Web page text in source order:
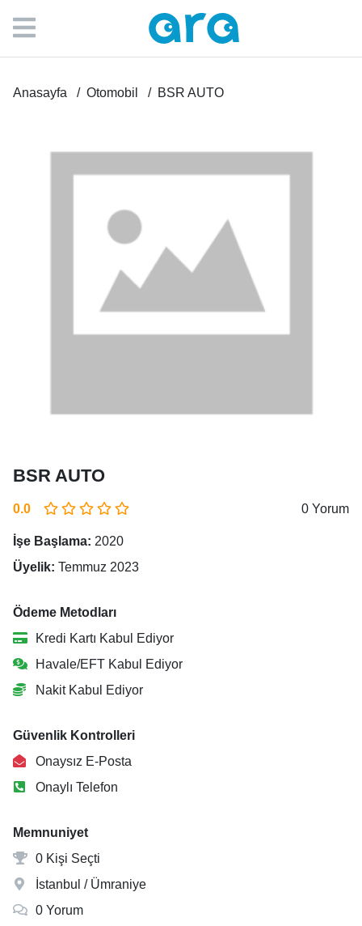
Anasayfa Otomobil BSR AUTO
BSR AUTO
0.0 0 Yorum
İşe Başlama: 2020
Üyelik: Temmuz 2023
Ödeme Metodları
Kredi Kartı Kabul Ediyor
Havale/EFT Kabul Ediyor
Nakit Kabul Ediyor
Güvenlik Kontrolleri
Onaysız E-Posta
Onaylı Telefon
Memnuniyet
0 Kişi Seçti
İstanbul / Ümraniye
0 Yorum